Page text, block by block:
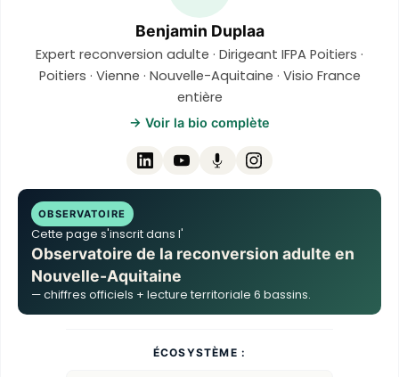
Benjamin Duplaa
Expert reconversion adulte · Dirigeant IFPA Poitiers ·
Poitiers · Vienne · Nouvelle-Aquitaine · Visio France
entière
→ Voir la bio complète
OBSERVATOIRE
Cette page s'inscrit dans l'
Observatoire de la reconversion adulte en
Nouvelle-Aquitaine
— chiffres officiels + lecture territoriale 6 bassins.
ÉCOSYSTÈME :